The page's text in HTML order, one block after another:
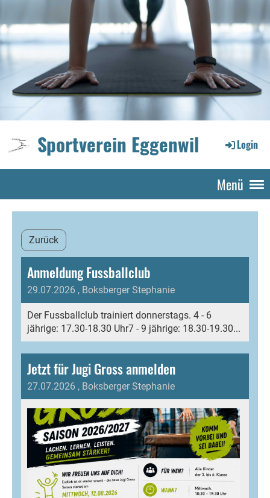
Sportverein Eggenwil Login
Menü
Zurück
Anmeldung Fussballclub
29.07.2026 , Boksberger Stephanie
Der Fussballclub trainiert donnerstags. 4 - 6
jährige: 17.30-18.30 Uhr7 - 9 jährige: 18.30-19.30...
Jetzt für Jugi Gross anmelden
27.07.2026 , Boksberger Stephanie